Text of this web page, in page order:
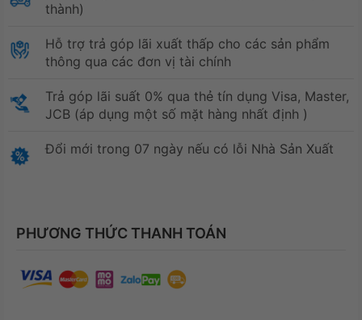
thành)
Hỗ trợ trả góp lãi xuất thấp cho các sản phẩm
thông qua các đơn vị tài chính
Trả góp lãi suất 0% qua thẻ tín dụng Visa, Master,
JCB (áp dụng một số mặt hàng nhất định )
Đổi mới trong 07 ngày nếu có lỗi Nhà Sản Xuất
PHƯƠNG THỨC THANH TOÁN